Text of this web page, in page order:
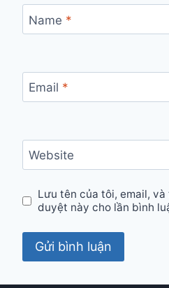
Name *
Email *
Website
Lưu tên của tôi, email,
duyệt này cho lần bình